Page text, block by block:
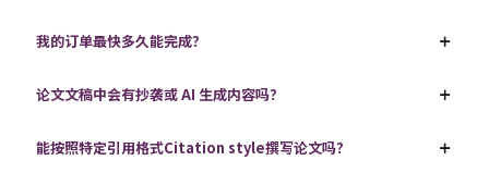
我的订单最快多久能完成？
论文文稿中会有抄袭或 AI 生成内容吗？
能按照特定引用格式Citation style撰写论文吗？